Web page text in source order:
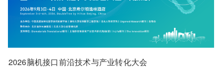
2026脑机接口前沿技术与产业转化大会